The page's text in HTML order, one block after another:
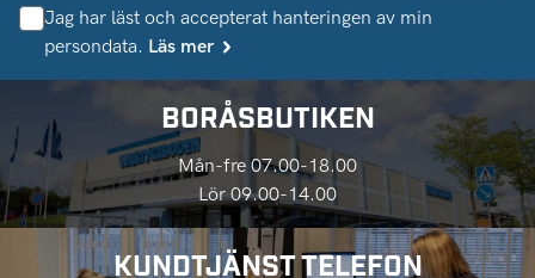
Jag har läst och accepterat hanteringen av min
persondata. Läs mer
BORÅSBUTIKEN
Mån-fre 07.00-18.00
Lör 09.00-14.00
KUNDTJÄNST TELEFON